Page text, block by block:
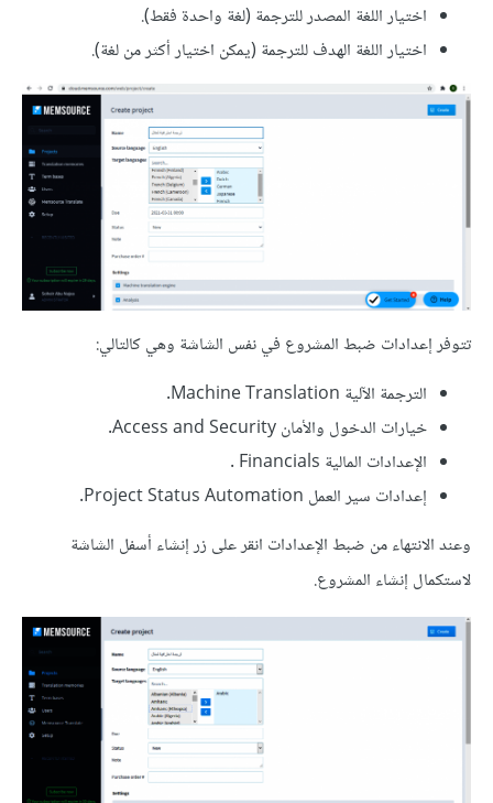
اختيار اللغة المصدر للترجمة (لغة واحدة فقط).
اختيار اللغة الهدف للترجمة (يمكن اختيار أكثر من لغة).
تتوفر إعدادات ضبط المشروع في نفس الشاشة وهي كالتالي:
الترجمة الآلية Machine Translation.
خيارات الدخول والأمان Access and Security.
الإعدادات المالية Financials .
إعدادات سير العمل Project Status Automation.
وعند الانتهاء من ضبط الإعدادات انقر على زر إنشاء أسفل الشاشة
لاستكمال إنشاء المشروع.